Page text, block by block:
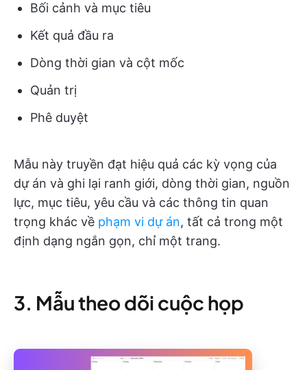
Bối cảnh và mục tiêu
Kết quả đầu ra
Dòng thời gian và cột mốc
Quản trị
Phê duyệt
Mẫu này truyền đạt hiệu quả các kỳ vọng của
dự án và ghi lại ranh giới, dòng thời gian, nguồn
lực, mục tiêu, yêu cầu và các thông tin quan
trọng khác về phạm vi dự án, tất cả trong một
định dạng ngắn gọn, chỉ một trang.
3. Mẫu theo dõi cuộc họp